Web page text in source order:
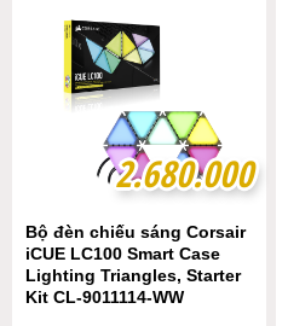
2.680.000
2.680.000
Bộ đèn chiếu sáng Corsair
iCUE LC100 Smart Case
Lighting Triangles, Starter
Kit CL-9011114-WW